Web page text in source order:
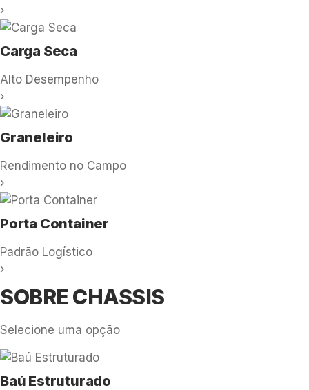
›
Carga Seca
Alto Desempenho
›
Graneleiro
Rendimento no Campo
›
Porta Container
Padrão Logístico
›
SOBRE CHASSIS
Selecione uma opção
Baú Estruturado